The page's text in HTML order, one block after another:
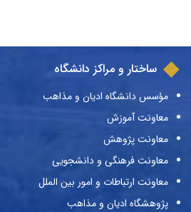
ساختار و مراکز دانشگاه
مؤسس دانشگاه ادیان و مذاهب
معاونت آموزش
معاونت پژوهش
معاونت فرهنگی و دانشجویی
معاونت ارتباطات و امور بین الملل
پژوهشگاه ادیان و مذاهب